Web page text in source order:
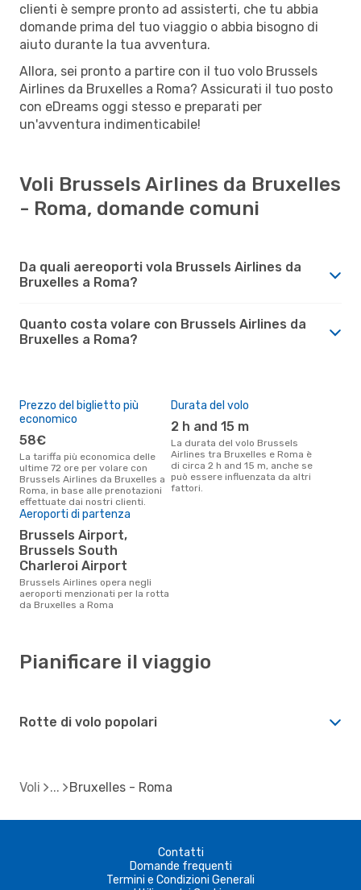
clienti è sempre pronto ad assisterti, che tu abbia
domande prima del tuo viaggio o abbia bisogno di
aiuto durante la tua avventura.
Allora, sei pronto a partire con il tuo volo Brussels
Airlines da Bruxelles a Roma? Assicurati il tuo posto
con eDreams oggi stesso e preparati per
un'avventura indimenticabile!
Voli Brussels Airlines da Bruxelles
- Roma, domande comuni
Da quali aereoporti vola Brussels Airlines da
Bruxelles a Roma?
Quanto costa volare con Brussels Airlines da
Bruxelles a Roma?
Prezzo del biglietto più
economico
58€
La tariffa più economica delle
ultime 72 ore per volare con
Brussels Airlines da Bruxelles a
Roma, in base alle prenotazioni
effettuate dai nostri clienti.
Durata del volo
2 h and 15 m
La durata del volo Brussels
Airlines tra Bruxelles e Roma è
di circa 2 h and 15 m, anche se
può essere influenzata da altri
fattori.
Aeroporti di partenza
Brussels Airport,
Brussels South
Charleroi Airport
Brussels Airlines opera negli
aeroporti menzionati per la rotta
da Bruxelles a Roma
Pianificare il viaggio
Rotte di volo popolari
Voli Bruxelles - Roma
Contatti
Domande frequenti
Termini e Condizioni Generali